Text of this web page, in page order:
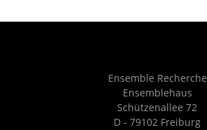
Ensemble Recherche
Ensemblehaus
Schützenallee 72
D - 79102 Freiburg